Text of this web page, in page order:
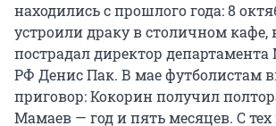
находились с прошлого года: 8
устроили драку в столичном кафе,
пострадал директор
РФ Денис Пак. В мае футболистам
приговор: Кокорин получил
Мамаев — год и пять месяцев. С